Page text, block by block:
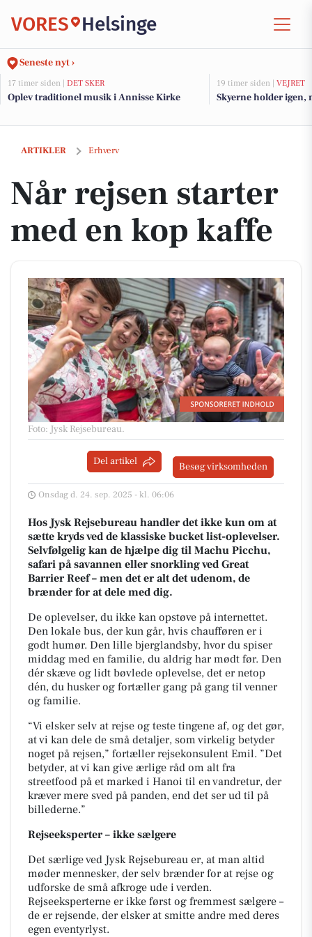
VORES Helsinge
Seneste nyt ›
17 timer siden | DET SKER
Oplev traditionel musik i Annisse Kirke
19 timer siden | VEJRET
Skyerne holder
ARTIKLER Erhverv
Når rejsen starter med en kop kaffe
Når rejsen starter
med en kop kaffe
Foto: Jysk Rejsebureau.
Del artikel Besøg virksomheden
Onsdag d. 24. sep. 2025 - kl. 06:06
Hos Jysk Rejsebureau handler det ikke kun om at
sætte kryds ved de klassiske bucket list-oplevelser.
Selvfølgelig kan de hjælpe dig til Machu Picchu,
safari på savannen eller snorkling ved Great
Barrier Reef – men det er alt det udenom, de
brænder for at dele med dig.
De oplevelser, du ikke kan opstøve på internettet.
Den lokale bus, der kun går, hvis chaufføren er i
godt humør. Den lille bjerglandsby, hvor du spiser
middag med en familie, du aldrig har mødt før. Den
dér skæve og lidt bøvlede oplevelse, det er netop
dén, du husker og fortæller gang på gang til venner
og familie.
“Vi elsker selv at rejse og teste tingene af, og det gør,
at vi kan dele de små detaljer, som virkelig betyder
noget på rejsen,” fortæller rejsekonsulent Emil. ”Det
betyder, at vi kan give ærlige råd om alt fra
streetfood på et marked i Hanoi til en vandretur, der
kræver mere sved på panden, end det ser ud til på
billederne.”
Rejseeksperter – ikke sælgere
Det særlige ved Jysk Rejsebureau er, at man altid
møder mennesker, der selv brænder for at rejse og
udforske de små afkroge ude i verden.
Rejseeksperterne er ikke først og fremmest sælgere –
de er rejsende, der elsker at smitte andre med deres
egen eventyrlyst.